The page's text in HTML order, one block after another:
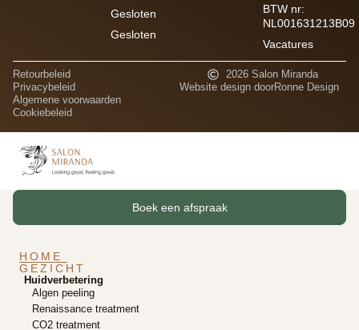
Gesloten
Gesloten
BTW nr:
NL001631213B09
Vacatures
2026 Salon Miranda
Website design doorRonne Design
Retourbeleid
Privacybeleid
Algemene voorwaarden
Cookiebeleid
Boek een afspraak
HOME
GEZICHT
Huidverbetering
Algen peeling
Renaissance treatment
CO2 treatment